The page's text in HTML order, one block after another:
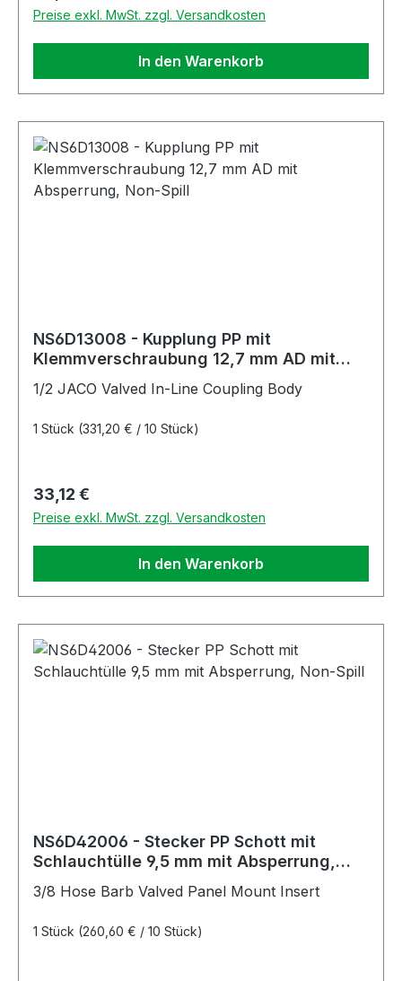
Preise exkl. MwSt. zzgl. Versandkosten
In den Warenkorb
NS6D13008 - Kupplung PP mit
Klemmverschraubung 12,7 mm AD mit
1/2 JACO Valved In-Line Coupling Body
1 Stück (331,20 € / 10 Stück)
Regulärer Preis:
33,12 €
Preise exkl. MwSt. zzgl. Versandkosten
In den Warenkorb
NS6D42006 - Stecker PP Schott mit
Schlauchtülle 9,5 mm mit Absperrung,
3/8 Hose Barb Valved Panel Mount Insert
1 Stück (260,60 € / 10 Stück)